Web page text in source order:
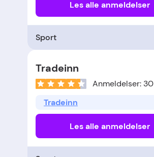
Les alle anmeldelser
Sport
Tradeinn
Anmeldelser: 30
Tradeinn
Les alle anmeldelser